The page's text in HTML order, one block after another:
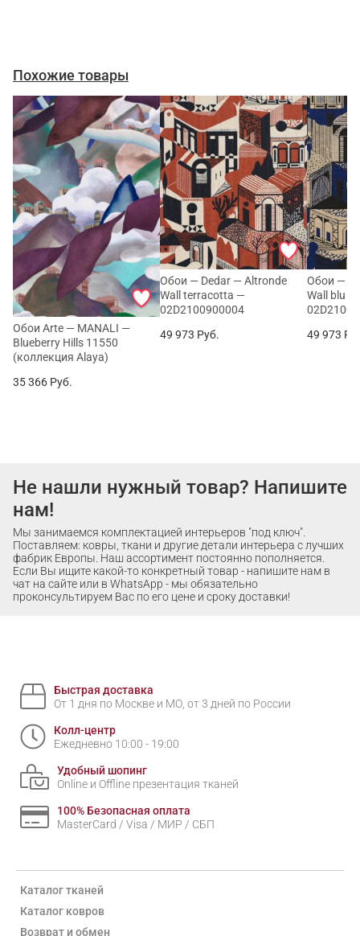
Похожие товары
Обои Arte — MANALI —
Blueberry Hills 11550
(коллекция Alaya)
35 366 Руб.
Обои — Dedar — Altronde
Wall terracotta —
02D2100900004
49 973 Руб.
Обои —
Wall blu
49 973
Не нашли нужный товар? Напишите
нам!
Мы занимаемся комплектацией интерьеров "под ключ".
Поставляем: ковры, ткани и другие детали интерьера с лучших
фабрик Европы. Наш ассортимент постоянно пополняется.
Если Вы ищите какой-то конкретный товар - напишите нам в
чат на сайте или в WhatsApp - мы обязательно
проконсультируем Вас по его цене и сроку доставки!
Быстрая доставка
От 1 дня по Москве и МО, от 3 дней по России
Колл-центр
Ежедневно 10:00 - 19:00
Удобный шопинг
Online и Offline презентация тканей
100% Безопасная оплата
MasterCard / Visa / МИР / СБП
Каталог тканей
Каталог ковров
Возврат и обмен